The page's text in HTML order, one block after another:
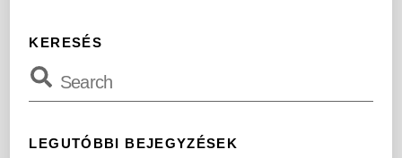
KERESÉS
LEGUTÓBBI BEJEGYZÉSEK